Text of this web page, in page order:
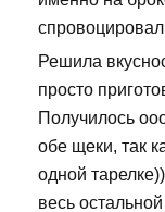
Решила
просто
Получилось
обе щеки, так
одной
весь